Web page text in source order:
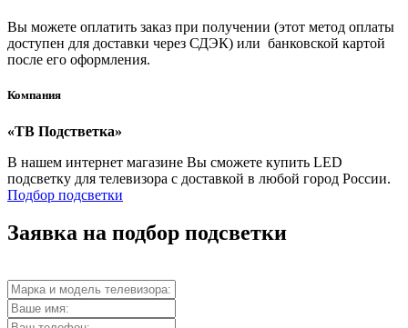
Вы можете оплатить заказ при получении (этот метод оплаты
доступен для доставки через СДЭК) или банковской картой
после его оформления.
Компания
«ТВ Подстветка»
В нашем интернет магазине Вы сможете купить LED
подсветку для телевизора с доставкой в любой город России.
Подбор подсветки
Заявка на подбор подсветки